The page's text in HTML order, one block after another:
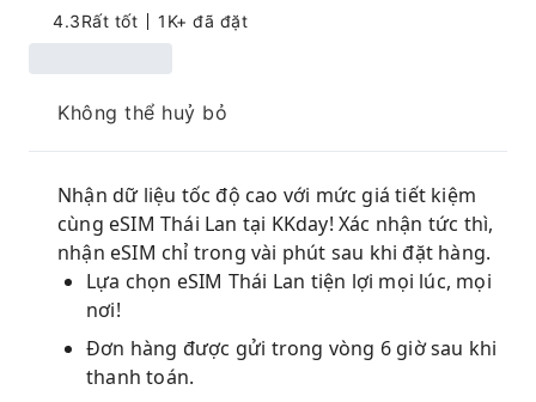
4.3Rất tốt 1K+ đã đặt
Không thể huỷ bỏ
Nhận dữ liệu tốc độ cao với mức giá tiết kiệm
cùng eSIM Thái Lan tại KKday! Xác nhận tức thì,
nhận eSIM chỉ trong vài phút sau khi đặt hàng.
Lựa chọn eSIM Thái Lan tiện lợi mọi lúc, mọi
nơi!
Đơn hàng được gửi trong vòng 6 giờ sau khi
thanh toán.